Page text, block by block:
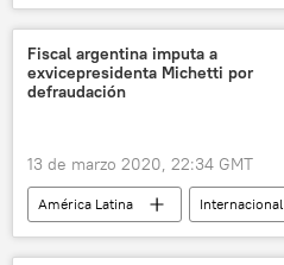
Argentina
coronavirus
coronavirus en América Latina
Fiscal argentina imputa a
exvicepresidenta Michetti por
defraudación
13 de marzo 2020, 22:34 GMT
América Latina
Internacional
Argentina
Gabriela Michetti